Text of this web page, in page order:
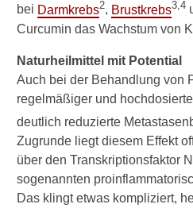
bei Darmkrebs2, Brustkrebs3,4
Curcumin das Wachstum von
Naturheilmittel mit Potential
Auch bei der Behandlung von
regelmäßiger und
deutlich reduzierte
Zugrunde liegt diesem Effekt
über den Transkriptionsfaktor
sogenannten
Das klingt etwas kompliziert,